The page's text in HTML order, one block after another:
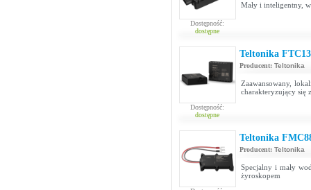
Dostępność:
dostępne
Mały i inteligentny,
Dostępność:
dostępne
Teltonika
Producent: Teltonika
Zaawansowany,
charakteryzujący się
Teltonika
Producent: Teltonika
Specjalny i mały
żyroskopem